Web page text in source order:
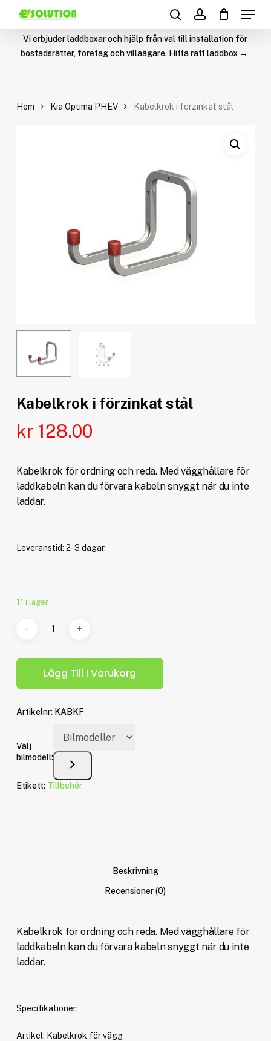
content
Products
search
searchaccount
Menu
Vi erbjuder laddboxar och hjälp från val till installation för
bostadsrätter, företagochvillaägare. Hitta rätt laddbox →
Hem Kia Optima PHEV Kabelkrok i förzinkat stål
Kabelkrok i förzinkat stål
kr 128.00
Kabelkrok för ordning och reda. Med vägghållare för
laddkabeln kan du förvara kabeln snyggt när du inte
laddar.
Leveranstid: 2-3 dagar.
11 i lager
Lägg Till I Varukorg
Artikelnr: KABKF
Välj
bilmodell:
Etikett: Tillbehör
Beskrivning
Recensioner (0)
Kabelkrok för ordning och reda. Med vägghållare för
laddkabeln kan du förvara kabeln snyggt när du inte
laddar.
Specifikationer:
Artikel: Kabelkrok för vägg